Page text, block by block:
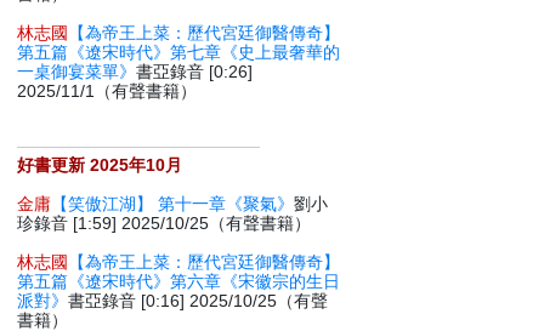
林志國
【為帝王上菜：歷代宮廷御醫傳奇】
第五篇《遼宋時代》第七章《史上最奢華的
一桌御宴菜單》書亞錄音 [0:26]
2025/11/1（有聲書籍）
好書更新 2025年10月
金庸 【笑傲江湖】 第十一章《聚氣》劉小
珍錄音 [1:59] 2025/10/25（有聲書籍）
林志國
【為帝王上菜：歷代宮廷御醫傳奇】
第五篇《遼宋時代》第六章《宋徽宗的生日
派對》書亞錄音 [0:16] 2025/10/25（有聲
書籍）